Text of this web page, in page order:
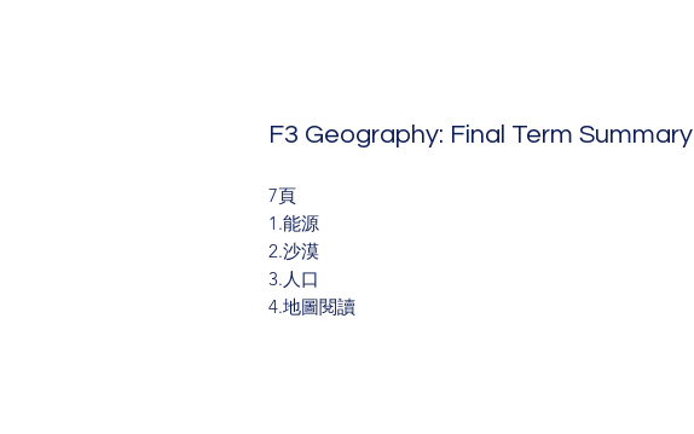
F3 Geography: Final Term Summary
7頁
1.能源
2.沙漠
3.人口
4.地圖閱讀